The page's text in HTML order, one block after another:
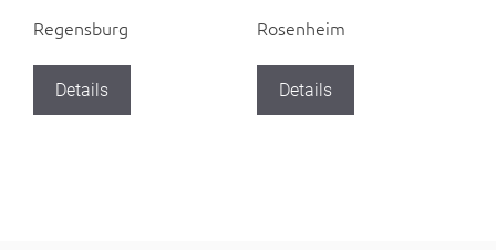
Regensburg
Details
Rosenheim
Details